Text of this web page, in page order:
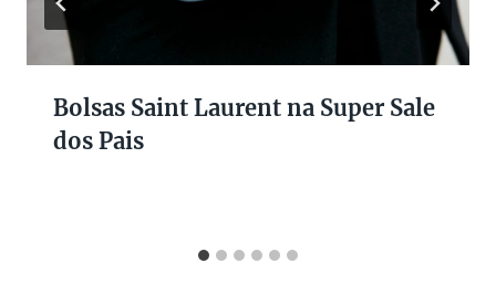
Bolsas Saint Laurent na Super Sale
dos Pais